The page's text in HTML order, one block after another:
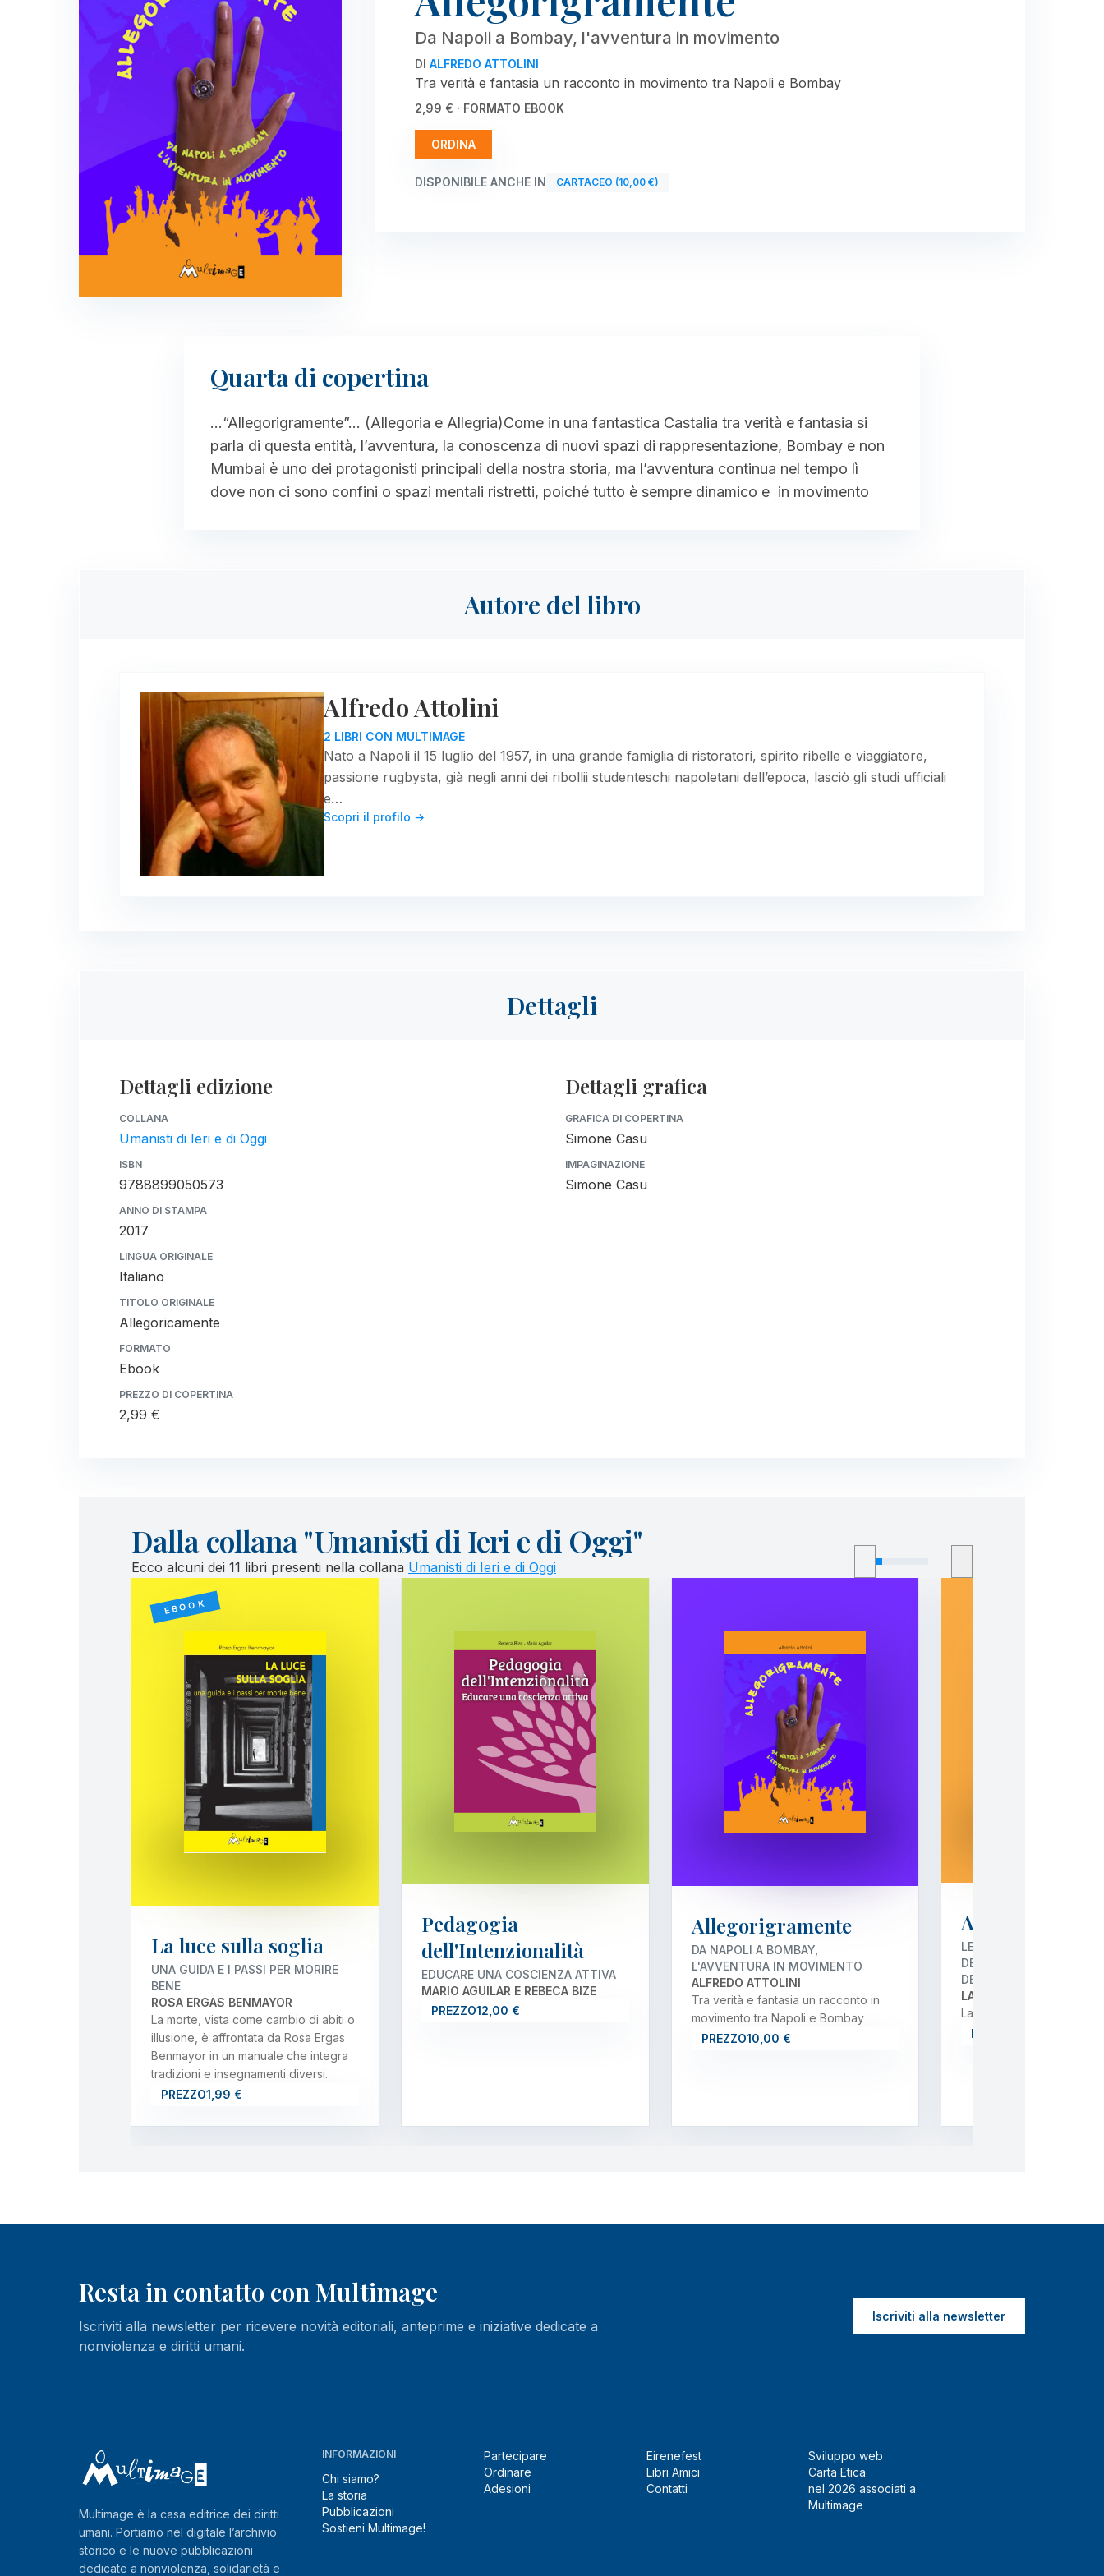
Da Napoli a Bombay, l'avventura in movimento
DI ALFREDO ATTOLINI
Tra verità e fantasia un racconto in movimento tra Napoli e Bombay
2,99 € · FORMATO EBOOK
ORDINA
DISPONIBILE ANCHE IN CARTACEO (10,00 €)
Quarta di copertina
…“Allegorigramente”… (Allegoria e Allegria)Come in una fantastica Castalia tra verità e fantasia si
parla di questa entità, l’avventura, la conoscenza di nuovi spazi di rappresentazione, Bombay e non
Mumbai è uno dei protagonisti principali della nostra storia, ma l’avventura continua nel tempo lì
dove non ci sono confini o spazi mentali ristretti, poiché tutto è sempre dinamico e in movimento
Autore del libro
Alfredo Attolini
2 LIBRI CON MULTIMAGE
Nato a Napoli il 15 luglio del 1957, in una grande famiglia di ristoratori, spirito ribelle e viaggiatore,
passione rugbysta, già negli anni dei ribollii studenteschi napoletani dell’epoca, lasciò gli studi ufficiali
e…
Scopri il profilo →
Dettagli
Dettagli edizione
COLLANA
Umanisti di Ieri e di Oggi
ISBN
9788899050573
ANNO DI STAMPA
2017
LINGUA ORIGINALE
Italiano
TITOLO ORIGINALE
Allegoricamente
FORMATO
Ebook
PREZZO DI COPERTINA
2,99 €
Dettagli grafica
GRAFICA DI COPERTINA
Simone Casu
IMPAGINAZIONE
Simone Casu
Dalla collana "Umanisti di Ieri e di Oggi"
Ecco alcuni dei 11 libri presenti nella collana Umanisti di Ieri e di Oggi
EBOOK
La luce sulla soglia
UNA GUIDA E I PASSI PER MORIRE
BENE
ROSA ERGAS BENMAYOR
La morte, vista come cambio di abiti o
illusione, è affrontata da Rosa Ergas
Benmayor in un manuale che integra
tradizioni e insegnamenti diversi.
PREZZO1,99 €
Pedagogia
dell'Intenzionalità
EDUCARE UNA COSCIENZA ATTIVA
MARIO AGUILAR E REBECA BIZE
PREZZO12,00 €
Allegorigramente
DA NAPOLI A BOMBAY,
L'AVVENTURA IN MOVIMENTO
ALFREDO ATTOLINI
Tra verità e fantasia un racconto in
movimento tra Napoli e Bombay
PREZZO10,00 €
A chi voglia
LE IDEE, LE PROPOSTE E
DELLA PRIMA
DEL PIANETA
LAURA RODRÍGUEZ
La voce di chi non ha
PREZZO
Resta in contatto con Multimage
Iscriviti alla newsletter per ricevere novità editoriali, anteprime e iniziative dedicate a
nonviolenza e diritti umani.
Iscriviti alla newsletter
Multimage è la casa editrice dei diritti
umani. Portiamo nel digitale l’archivio
storico e le nuove pubblicazioni
dedicate a nonviolenza, solidarietà e
INFORMAZIONI
Chi siamo?
La storia
Pubblicazioni
Sostieni Multimage!
Partecipare
Ordinare
Adesioni
Eirenefest
Libri Amici
Contatti
Sviluppo web
Carta Etica
nel 2026 associati a
Multimage